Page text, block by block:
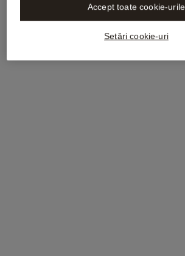
Inbox-ul, acum mai inteligent
Setări cookie-uri
Accept toate cookie-urile